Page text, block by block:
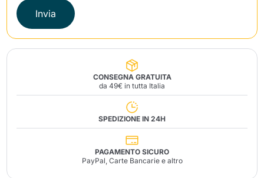
Invia
CONSEGNA GRATUITA
da 49€ in tutta Italia
SPEDIZIONE IN 24H
PAGAMENTO SICURO
PayPal, Carte Bancarie e altro